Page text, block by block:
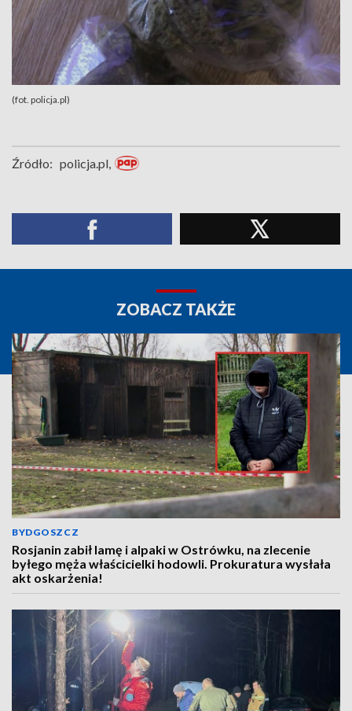
(fot. policja.pl)
Źródło: policja.pl,
ZOBACZ TAKŻE
BYDGOSZCZ
Rosjanin zabił lamę i alpaki w Ostrówku, na zlecenie
byłego męża właścicielki hodowli. Prokuratura wysłała
akt oskarżenia!